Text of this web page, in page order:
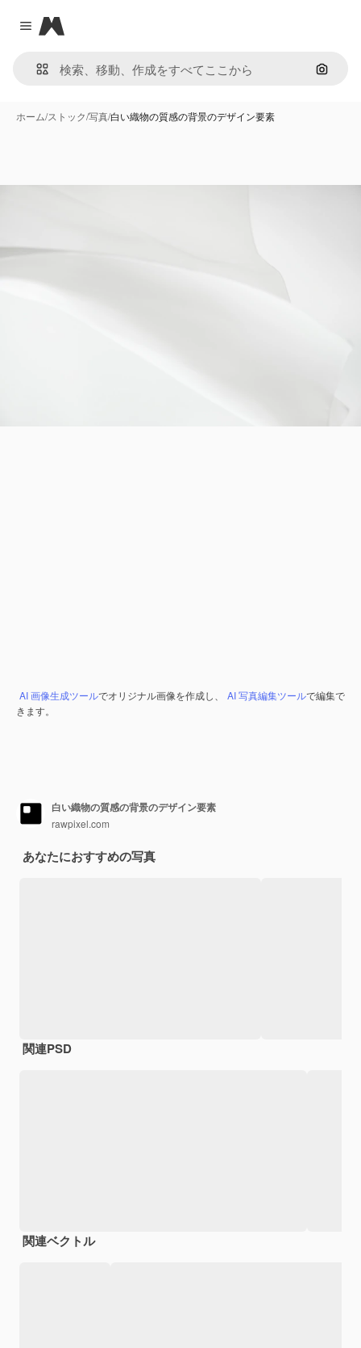
Close menu
Magnific
画像で
ホーム/ストック/写真/白い織物の質感の背景のデザイン要素
AI 画像生成ツールでオリジナル画像を作成し、 AI 写真編集ツールで編集で
きます。
白い織物の質感の背景のデザイン要素
rawpixel.com
あなたにおすすめの写真
関連PSD
関連ベクトル